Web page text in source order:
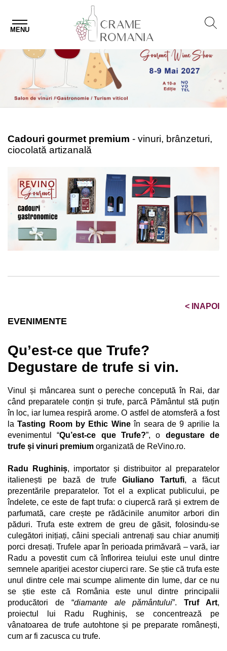
MENU
Cadouri gourmet premium - vinuri, brânzeturi,
ciocolată artizanală
< INAPOI
EVENIMENTE
Qu’est-ce que Trufe?
Degustare de trufe si vin.
Vinul și mâncarea sunt o pereche concepută în Rai, dar
când preparatele conțin și trufe, parcă Pământul stă puțin
în loc, iar lumea respiră arome. O astfel de atomsferă a fost
laTasting Room by Ethic Wineîn seara de 9 aprilie la
evenimentul “Qu’est-ce que Trufe?”, o degustare de
trufe și vinuri premium organizată de ReVino.ro.
Radu Rughiniș, importator și distribuitor al preparatelor
italienești pe bază de trufeGiuliano Tartufi, a făcut
prezentările preparatelor. Tot el a explicat publicului, pe
îndelete, ce este de fapt trufa: o ciupercă rară și extrem de
parfumată, care crește pe rădăcinile anumitor arbori din
păduri. Trufa este extrem de greu de găsit, folosindu-se
culegători inițiați, câini speciali antrenați sau chiar anumiți
porci dresați. Trufele apar în perioada primăvară – vară, iar
Radu a povestit cum că înflorirea teiului este unul dintre
semnele apariției acestor ciuperci rare. Se știe că trufa este
unul dintre cele mai scumpe alimente din lume, dar ce nu
se știe este că România este unul dintre principalii
producători de “diamante ale pământului”.Truf Art,
proiectul lui Radu Rughiniș, se concentrează pe
vânatoarea de trufe autohtone și pe preparate românești,
cum ar fi zacusca cu trufe.